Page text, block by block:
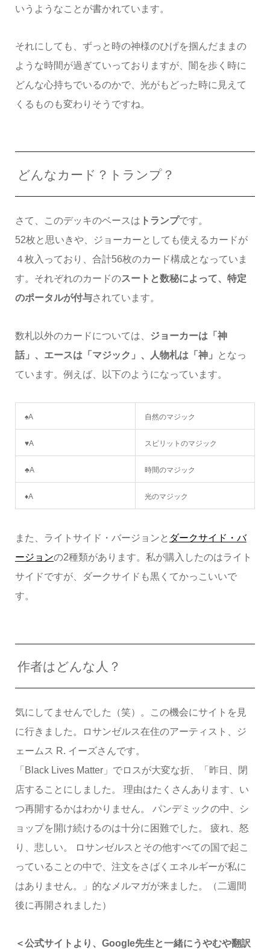
いうようなことが書かれています。
それにしても、ずっと時の神様のひげを掴んだままの
ような時間が過ぎていっておりますが、闇を歩く時に
どんな心持ちでいるのかで、光がもどった時に見えて
くるものも変わりそうですね。
どんなカード？トランプ？
さて、このデッキのベースは トランプです。
52枚と思いきや、ジョーカーとしても使えるカードが
４枚入っており、合計56枚のカード構成となっていま
す。それぞれのカードのスートと数秘によって、特定
のポータルが付与されています。
数札以外のカードについては、 ジョーカーは「神
話」、エースは「マジック」、人物札は「神」
となっ
ています。例えば、以下のようになっています。
♠A 自然のマジック
♥A スピリットのマジック
♣A 時間のマジック
♦A 光のマジック
また、ライトサイド・バージョンと ダークサイド・バ
ージョンの2種類があります。私が購入したのはライト
サイドですが、ダークサイドも黒くてかっこいいで
す。
作者はどんな人？
気にしてませんでした（笑）。この機会にサイトを見
に行きました。ロサンゼルス在住のアーティスト、ジ
ェームス R. イーズさんです。
「Black Lives Matter」でロスが大変な折、「昨日、閉
店することにしました。 理由はたくさんあります、い
つ再開するかはわかりません。 パンデミックの中、シ
ョップを開け続けるのは十分に困難でした。 疲れ、怒
り、悲しい。 ロサンゼルスとその他すべての国で起こ
っていることの中で、注文をさばくエネルギーが私に
はありません。」的なメルマガが来ました。（二週間
後に再開されました）
＜公式サイトより、Google先生と一緒にうやむや翻訳